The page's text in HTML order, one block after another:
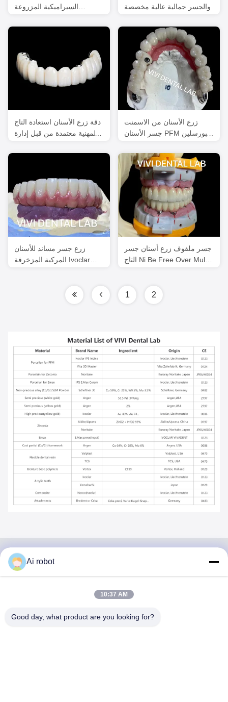
السيراميكية المزروعة
والجسر جمالية عالية مخصصة
دقة زرع الأسنان استعادة التاج
المهنية معتمدة من قبل إدارة
زرع الأسنان من الاسمنت
جسر الأسنان PFM البورسلين
زرع جسر مساند للأسنان
المركبة المزخرفة Ivoclar
جسر ملفوف زرع أسنان جسر
التاج Ni Be Free Over Multi
1 2
VIVI DENTAI
Ai robot
10:37 AM
Good day, what product are you looking for?